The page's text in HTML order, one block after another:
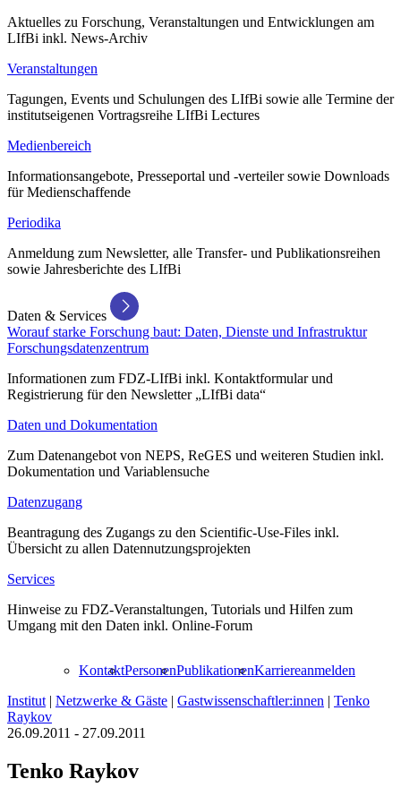
Aktuelles zu Forschung, Veranstaltungen und Entwicklungen am
LIfBi inkl. News-Archiv
Veranstaltungen
Tagungen, Events und Schulungen des LIfBi sowie alle Termine der
institutseigenen Vortragsreihe LIfBi Lectures
Medienbereich
Informationsangebote, Presseportal und -verteiler sowie Downloads
für Medienschaffende
Periodika
Anmeldung zum Newsletter, alle Transfer- und Publikationsreihen
sowie Jahresberichte des LIfBi
Daten & Services
Worauf starke Forschung baut: Daten, Dienste und Infrastruktur
Forschungsdatenzentrum
Informationen zum FDZ-LIfBi inkl. Kontaktformular und
Registrierung für den Newsletter „LIfBi data“
Daten und Dokumentation
Zum Datenangebot von NEPS, ReGES und weiteren Studien inkl.
Dokumentation und Variablensuche
Datenzugang
Beantragung des Zugangs zu den Scientific-Use-Files inkl.
Übersicht zu allen Datennutzungsprojekten
Services
Hinweise zu FDZ-Veranstaltungen, Tutorials und Hilfen zum
Umgang mit den Daten inkl. Online-Forum
KontaktPersonenPublikationenKarriereanmelden
Institut | Netzwerke & Gäste | Gastwissenschaftler:innen | Tenko
Raykov
26.09.2011 - 27.09.2011
Tenko Raykov